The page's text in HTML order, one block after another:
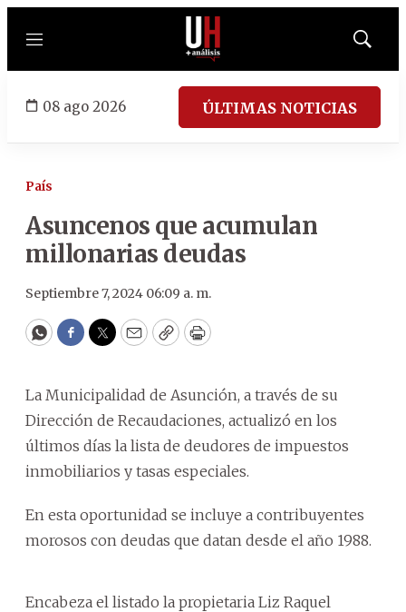
Menú
Mostrar
08 ago 2026 ÚLTIMAS NOTICIAS
País
Asuncenos que acumulan
millonarias deudas
Septiembre 7, 2024 06:09 a. m.
WhatsApp
Facebook
Twitter
EmailCopyPrint
La Municipalidad de Asunción, a través de su
Dirección de Recaudaciones, actualizó en los
últimos días la lista de deudores de impuestos
inmobiliarios y tasas especiales.
En esta oportunidad se incluye a contribuyentes
morosos con deudas que datan desde el año 1988.
Encabeza el listado la propietaria Liz Raquel